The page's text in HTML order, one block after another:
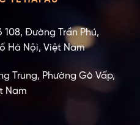
108, Đường Trần Phú,
Hà Nội, Việt Nam
Trung, Phường Gò Vấp,
Nam